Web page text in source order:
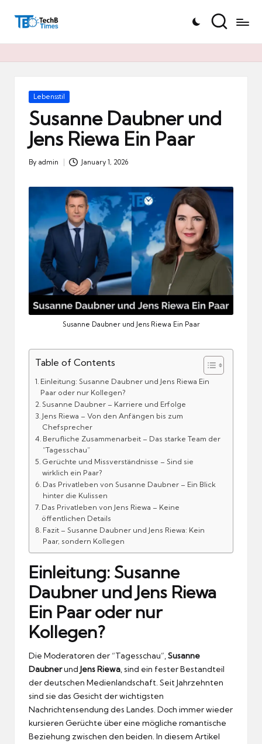
T
h
Posted
Lebensstil
Susanne Daubner und
Jens Riewa Ein Paar
Posted
By admin January 1, 2026
Susanne Daubner und Jens Riewa Ein Paar
Table of Contents
Einleitung: Susanne Daubner und Jens Riewa Ein
Paar oder nur Kollegen?
Susanne Daubner – Karriere und Erfolge
Jens Riewa – Von den Anfängen bis zum
Chefsprecher
Berufliche Zusammenarbeit – Das starke Team der
“Tagesschau”
Gerüchte und Missverständnisse – Sind sie
wirklich ein Paar?
Das Privatleben von Susanne Daubner – Ein Blick
hinter die Kulissen
Das Privatleben von Jens Riewa – Keine
öffentlichen Details
Fazit – Susanne Daubner und Jens Riewa: Kein
Paar, sondern Kollegen
Einleitung: Susanne
Daubner und Jens Riewa
Ein Paar oder nur
Kollegen?
Die Moderatoren der “Tagesschau”, Susanne
Daubnerund Jens Riewa , sind ein fester Bestandteil
der deutschen Medienlandschaft. Seit Jahrzehnten
sind sie das Gesicht der wichtigsten
Nachrichtensendung des Landes. Doch immer wieder
kursieren Gerüchte über eine mögliche romantische
Beziehung zwischen den beiden. In diesem Artikel